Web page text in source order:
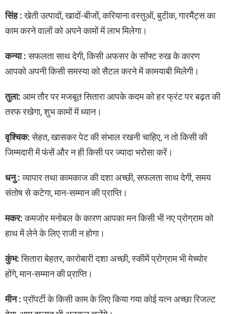
सिंह :खेती उत्पादों, खादों-बीजों, करियाना वस्तुओं, बुटीक, गारमैंट्स का
काम करने वालों को अपने कामों में लाभ मिलेगा।
कन्या :सफलता साथ देगी, किसी अफसर के सॉफ्ट रुख के कारण
आपको अपनी किसी समस्या को सैटल करने में कामयाबी मिलेगी।
तुला: आम तौर पर मजबूत सितारा आपके कदम को हर फ्रंट पर बढ़त की
तरफ रखेगा, शुभ कामों में ध्यान।
वृश्चिक:सेहत, खासकर पेट की संभाल रखनी चाहिए, न तो किसी की
जिम्मदारी में फंसें और न ही किसी पर ज्यादा भरोसा करें।
धनु :व्यापार तथा कामकाज की दशा अच्छी, सफलता साथ देगी, समय
संतोष से कटेगा, मान-सम्मान की प्राप्ति।
मकर:कमजोर मनोबल के कारण आपका मन किसी भी नए प्रोग्राम को
हाथ में लेने के लिए राजी न होगा।
कुंभ:सितारा बेहतर, कारोबारी दशा अच्छी, स्कीमें प्रोग्राम भी मेच्योर
होंगे, मान-सम्मान की प्र्राप्ति।
मीन :प्रॉपर्टी के किसी काम के लिए किया गया कोई यत्न अच्छा रिजल्ट